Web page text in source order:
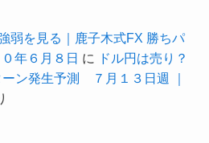
弱を見る｜鹿子木式FX 勝ちパ
年６月８日 に
ドル円は売り？
ーン発生予測 ７月１３日週 ｜